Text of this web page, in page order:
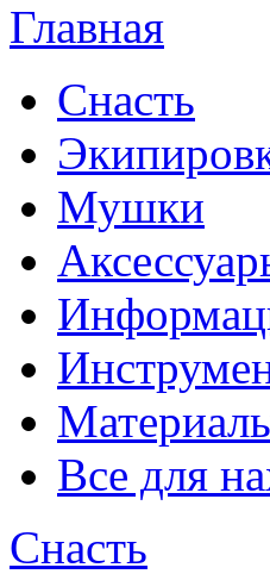
Главная
Снасть
Мушки
Все для
Снасть